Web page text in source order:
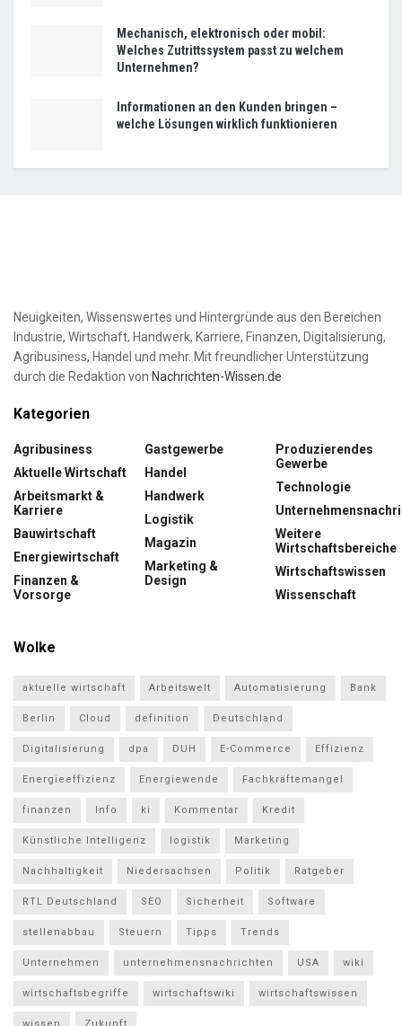
Mechanisch, elektronisch oder mobil:
Welches Zutrittssystem passt zu welchem
Unternehmen?
Informationen an den Kunden bringen –
welche Lösungen wirklich funktionieren
Neuigkeiten, Wissenswertes und Hintergründe aus den Bereichen
Industrie, Wirtschaft, Handwerk, Karriere, Finanzen, Digitalisierung,
Agribusiness, Handel und mehr. Mit freundlicher Unterstützung
durch die Redaktion von Nachrichten-Wissen.de
Kategorien
Agribusiness
Aktuelle Wirtschaft
Arbeitsmarkt &
Karriere
Bauwirtschaft
Energiewirtschaft
Finanzen &
Vorsorge
Gastgewerbe
Handel
Handwerk
Logistik
Magazin
Marketing &
Design
Produzierendes
Gewerbe
Technologie
Weitere
Wirtschaftsbereiche
Wirtschaftswissen
Wissenschaft
Wolke
aktuelle wirtschaft Arbeitswelt Automatisierung Bank
Berlin Cloud definition Deutschland
Digitalisierung dpa DUH E-Commerce Effizienz
Energieeffizienz Energiewende Fachkräftemangel
finanzen Info ki Kommentar Kredit
Künstliche Intelligenz logistik Marketing
Nachhaltigkeit Niedersachsen Politik Ratgeber
RTL Deutschland SEO Sicherheit Software
stellenabbau Steuern Tipps Trends
Unternehmen unternehmensnachrichten USA wiki
wirtschaftsbegriffe wirtschaftswiki wirtschaftswissen